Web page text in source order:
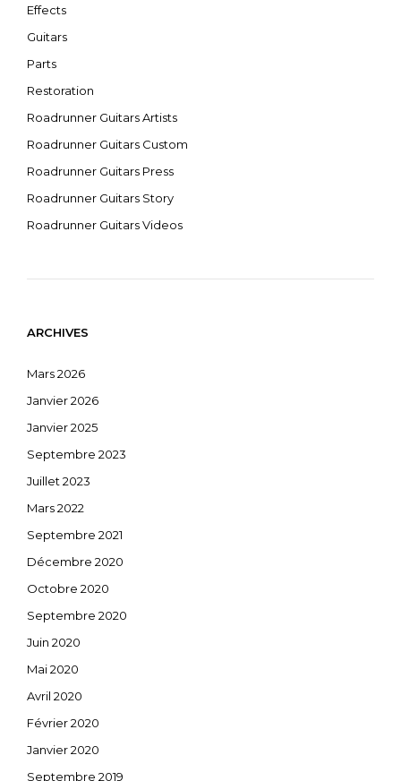
Effects
Guitars
Parts
Restoration
Roadrunner Guitars Artists
Roadrunner Guitars Custom
Roadrunner Guitars Press
Roadrunner Guitars Story
Roadrunner Guitars Videos
ARCHIVES
Mars 2026
Janvier 2026
Janvier 2025
Septembre 2023
Juillet 2023
Mars 2022
Septembre 2021
Décembre 2020
Octobre 2020
Septembre 2020
Juin 2020
Mai 2020
Avril 2020
Février 2020
Janvier 2020
Septembre 2019